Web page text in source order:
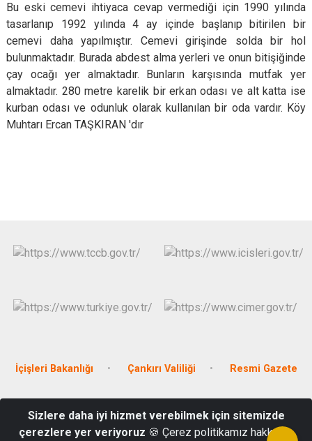
Bu eski cemevi ihtiyaca cevap vermediği için 1990 yılında
tasarlanıp 1992 yılında 4 ay içinde başlanıp bitirilen bir
cemevi daha yapılmıştır. Cemevi girişinde solda bir hol
bulunmaktadır. Burada abdest alma yerleri ve onun bitişiğinde
çay ocağı yer almaktadır. Bunların karşısında mutfak yer
almaktadır. 280 metre karelik bir erkan odası ve alt katta ise
kurban odası ve odunluk olarak kullanılan bir oda vardır. Köy
Muhtarı Ercan TAŞKIRAN 'dır
İçişleri Bakanlığı Çankırı Valiliği Resmi Gazete
Şabanözü-Çankırı
Sizlere daha iyi hizmet verebilmek için sitemizde
çerezlere yer veriyoruz 🍪 Çerez politikamız hakkında